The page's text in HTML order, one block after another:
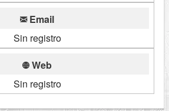
Email
Sin registro
Web
Sin registro